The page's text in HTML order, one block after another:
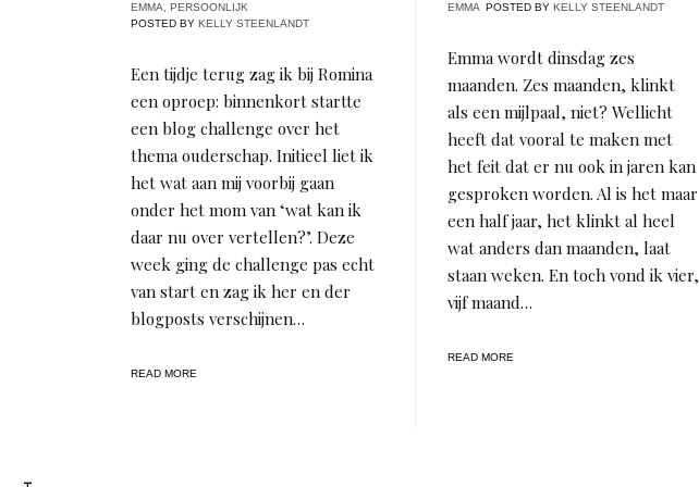
EMMA
PERSOONLIJK
POSTED BY KELLY STEENLANDT
Een tijdje terug zag ik bij Romina
een oproep: binnenkort startte
een blog challenge over het
thema ouderschap. Initieel liet ik
het wat aan mij voorbij gaan
onder het mom van ‘wat kan ik
daar nu over vertellen?’. Deze
week ging de challenge pas echt
van start en zag ik her en der
blogposts verschijnen…
READ MORE
EMMA POSTED BY KELLY STEENLANDT
Emma wordt dinsdag zes
maanden. Zes maanden, klinkt
als een mijlpaal, niet? Wellicht
heeft dat vooral te maken met
het feit dat er nu ook in jaren kan
gesproken worden. Al is het maar
een half jaar, het klinkt al heel
wat anders dan maanden, laat
staan weken. En toch vond ik vier,
vijf maand…
READ MORE